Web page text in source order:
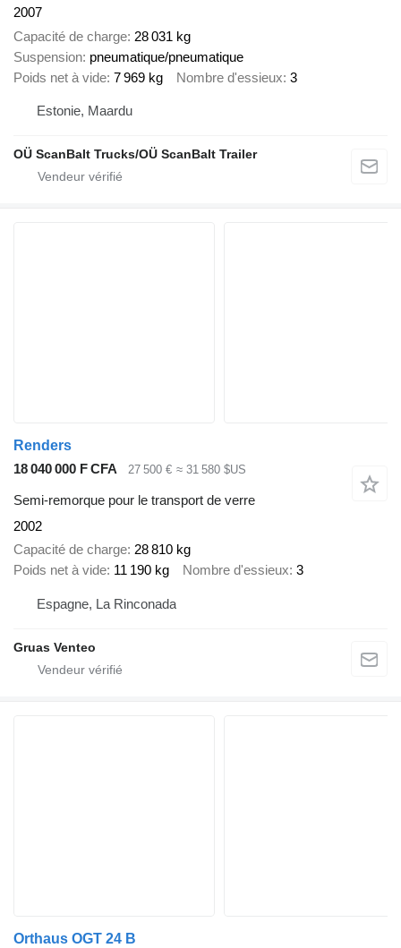
2007
Capacité de charge 28 031 kg
Suspension pneumatique/pneumatique
Poids net à vide 7 969 kg Nombre d'essieux 3
Estonie, Maardu
OÜ ScanBalt Trucks/OÜ ScanBalt Trailer
Renders
18 040 000 F CFA
27 500 € ≈ 31 580 $US
Semi-remorque pour le transport de verre
2002
Capacité de charge 28 810 kg
Poids net à vide 11 190 kg Nombre d'essieux 3
Espagne, La Rinconada
Gruas Venteo
Orthaus OGT 24 B